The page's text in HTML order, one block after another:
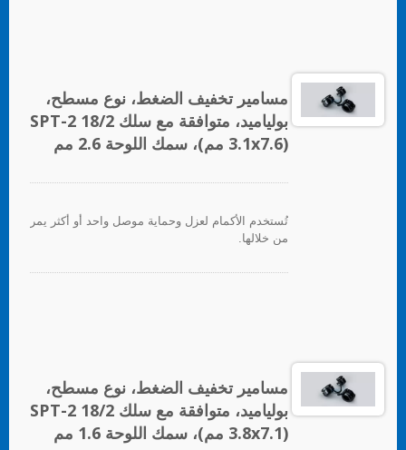
مسامير تخفيف الضغط، نوع مسطح،
بولياميد، متوافقة مع سلك SPT-2 18/2
(3.1x7.6 مم)، سمك اللوحة 2.6 مم
تُستخدم الأكمام لعزل وحماية موصل واحد أو أكثر يمر
من خلالها.
مسامير تخفيف الضغط، نوع مسطح،
بولياميد، متوافقة مع سلك SPT-2 18/2
(3.8x7.1 مم)، سمك اللوحة 1.6 مم